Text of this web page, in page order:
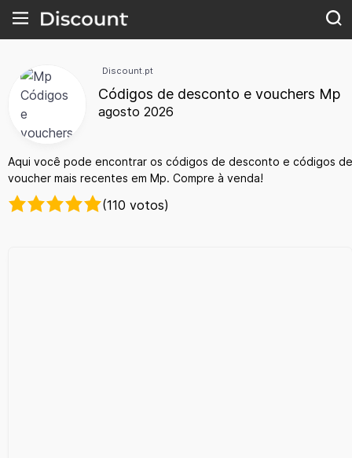
Discount.pt
Códigos de desconto e vouchers Mp
agosto 2026
Aqui você pode encontrar os códigos de desconto e códigos de
voucher mais recentes em Mp. Compre à venda!
(110 votos)